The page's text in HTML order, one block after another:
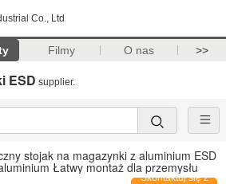
Co., Ltd
Filmy O nas >>
ESD supplier.
stojak na magazynki z aluminium ESD
Łatwy montaż dla przemysłu
Skontaktuj się z